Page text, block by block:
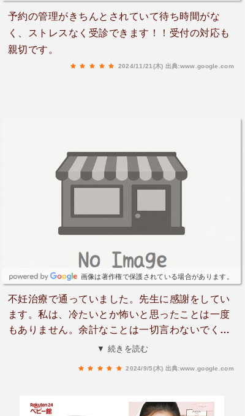
予約の管理がきちんとされていて待ち時間がな
く、ストレスなく受診できます！！受付の対応も
親切です。
2024/11/21(木) 出典:www.google.com
画像は著作権で保護されている場合があります。
不妊治療で通っていました。先生に感謝をしてい
ます。私は、冷たいとか怖いと思ったことは一度
もありません。余計なことは一切言わないでくれ
て、シンプルな言葉で簡潔に現状を伝えてくださ
卵管造影検査をほとんど痛みなく終わらせてくれ
▼ 続きを読む
2024/9/5(木) 出典:www.google.com